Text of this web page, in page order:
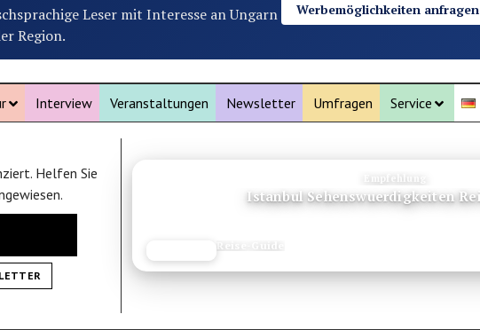
Leser mit Interesse an Ungarn
Region.
Werbemöglichkeiten anfragen
Interview Veranstaltungen Newsletter Umfragen Service
Helfen Sie
Empfehlung
Mui Ne Vietnam
Reisetipp